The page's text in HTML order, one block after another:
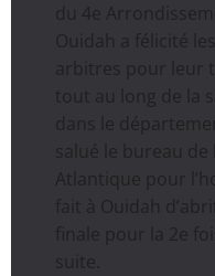
du 4e
Ouidah a félicité les
arbitres pour leur
tout au long de la
dans le
salué le bureau de
Atlantique pour
fait à Ouidah
finale pour la 2e
suite.